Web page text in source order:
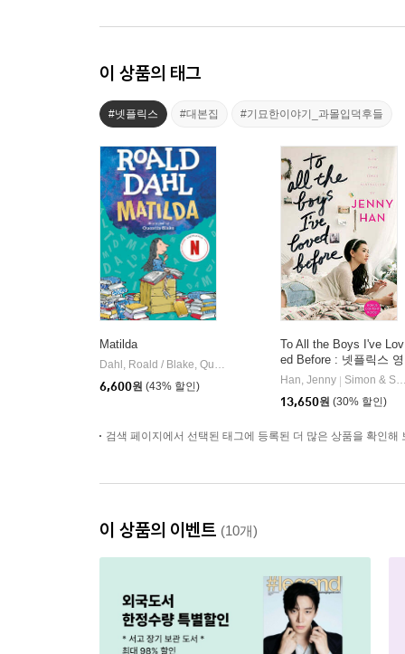
이 상품의 태그
#넷플릭스 #대본집 #기묘한이야기_과몰입덕후들
Matilda
Dahl, Roald / Blake, Quentin
Viking Books for Young Readers
6,600원 (43% 할인)
To All the Boys I've Lov
ed Before : 넷플릭스 영
화 '내가 사랑했던 모든
남자들에게' 원작소설
Han, Jenny
Simon & Schuster Books for Young Readers
13,650원 (30% 할인)
검색 페이지에서 선택된 태그에 등록된 더 많은 상품을 확인해
이 상품의 이벤트 (10개)